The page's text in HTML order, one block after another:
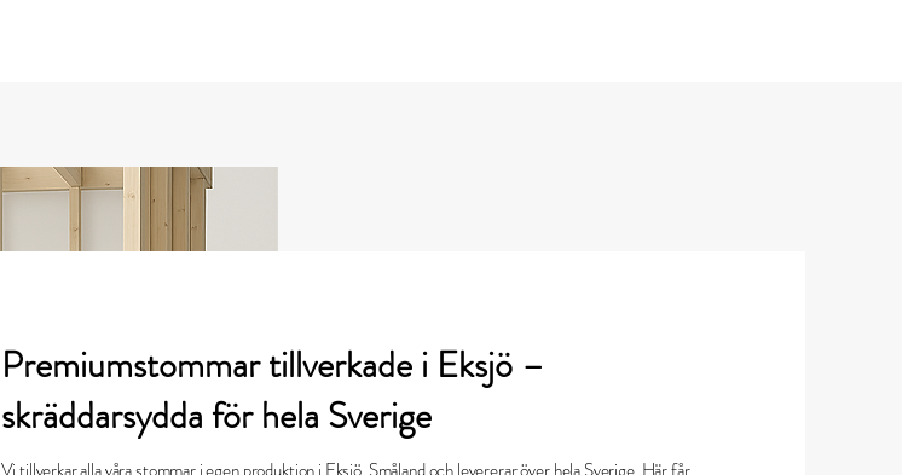
Premiumstommar tillverkade i Eksjö –
skräddarsydda för hela Sverige